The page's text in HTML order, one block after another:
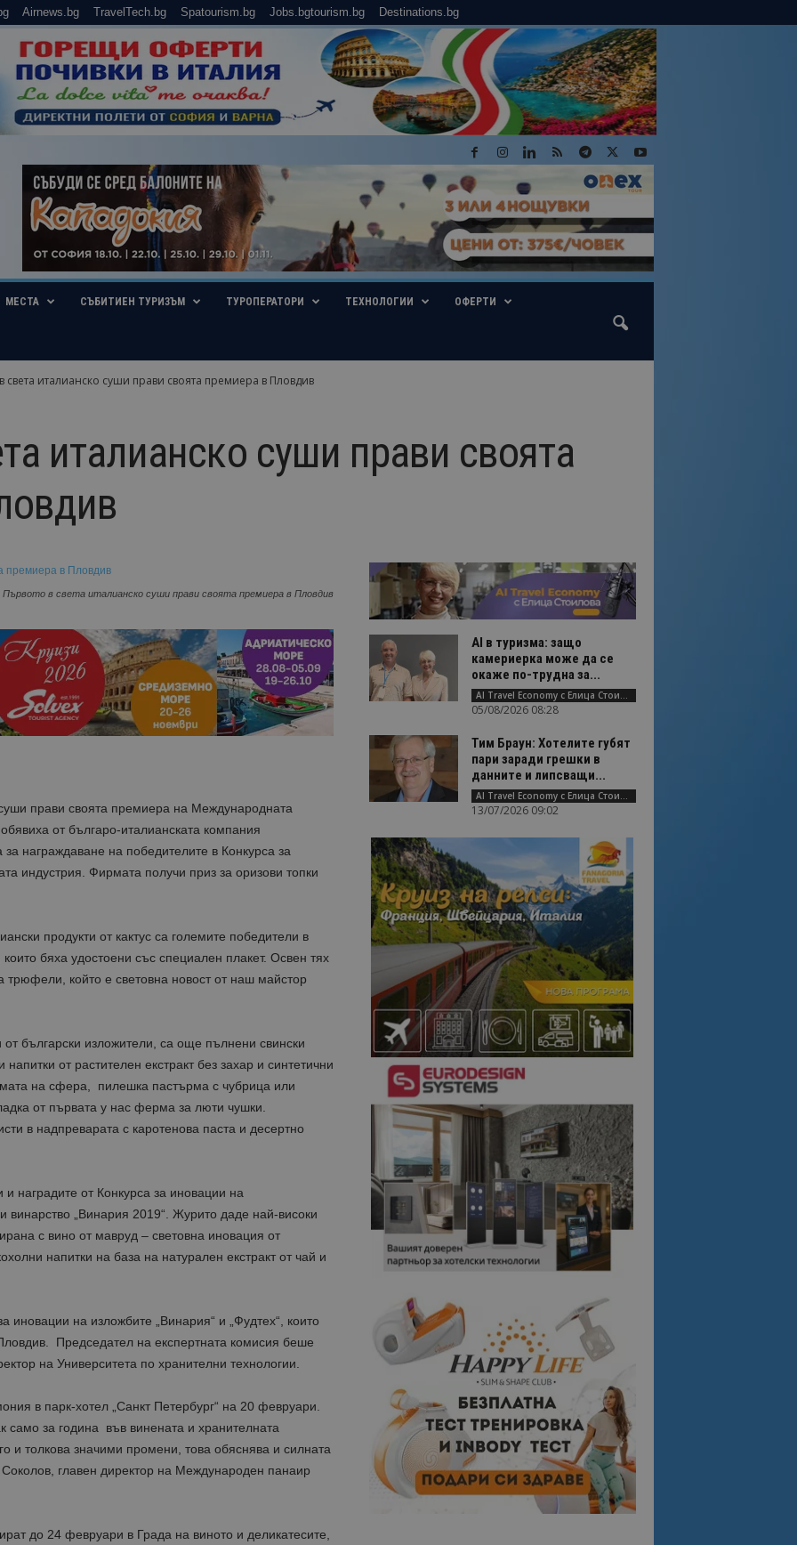
Airnews.bg TravelTech.bg Spatourism.bg Jobs.bgtourism.bg Destinations.bg
МЕСТА СЪБИТИЕН ТУРИЗЪМ ТУРОПЕРАТОРИ ТЕХНОЛОГИИ ОФЕРТИ
света италианско суши прави своята премиера в Пловдив
италианско суши прави своята
Първото в света италианско суши прави своята премиера в Пловдив
прави своята премиера на Международната
от българо-италианската компания
награждаване на победителите в Конкурса за
индустрия. Фирмата получи приз за оризови топки
продукти от кактус са големите победители в
бяха удостоени със специален плакет. Освен тях
трюфели, който е световна новост от наш майстор
български изложители, са още пълнени свински
от растителен екстракт без захар и синтетични
на сфера, пилешка пастърма с чубрица или
от първата у нас ферма за люти чушки.
в надпреварата с каротенова паста и десертно
наградите от Конкурса за иновации на
винарство „Винария 2019“. Журито даде най-високи
с вино от мавруд – световна иновация от
напитки на база на натурален екстракт от чай и
иновации на изложбите „Винария“ и „Фудтех“, които
Председател на експертната комисия беше
на Университета по хранителни технологии.
в парк-хотел „Санкт Петербург“ на 20 февруари.
само за година във винената и хранителната
и толкова значими промени, това обяснява и силната
главен директор на Международен панаир
до 24 февруари в Града на виното и деликатесите,
AI в туризма: защо
камериерка може да се
окаже по-трудна за...
AI Travel Economy с Елица Стоилова
05/08/2026 08:28
Тим Браун: Хотелите губят
пари заради грешки в
данните и липсващи...
AI Travel Economy с Елица Стоилова
13/07/2026 09:02